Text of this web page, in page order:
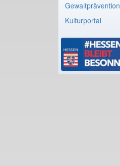
Gewaltprävention
Kulturportal